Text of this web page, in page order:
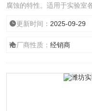
腐蚀的特性。适用于实验室
更新时间： 2025-09-29
厂商性质：经销商